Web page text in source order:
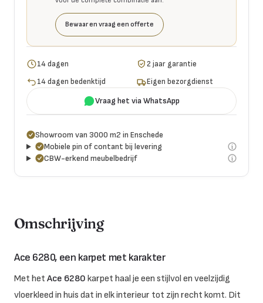
Bewaar en vraag een offerte
14 dagen
2 jaar garantie
14 dagen bedenktijd
Eigen bezorgdienst
Vraag het via WhatsApp
Showroom van 3000 m2 in Enschede
Mobiele pin of contant bij levering
CBW-erkend meubelbedrijf
Omschrijving
Ace 6280, een karpet met karakter
Met het Ace 6280 karpet haal je een stijlvol en veelzijdig
vloerkleed in huis dat in elk interieur tot zijn recht komt. Dit